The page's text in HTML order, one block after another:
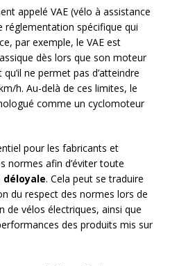
appelé VAE (vélo à assistance
réglementation spécifique qui
par exemple, le VAE est
dès lors que son moteur
ne permet pas d’atteindre
h. Au-delà de ces limites, le
comme un cyclomoteur
pour les fabricants et
normes afin d’éviter toute
déloyale. Cela peut se traduire
du respect des normes lors de
de vélos électriques, ainsi que
des produits mis sur